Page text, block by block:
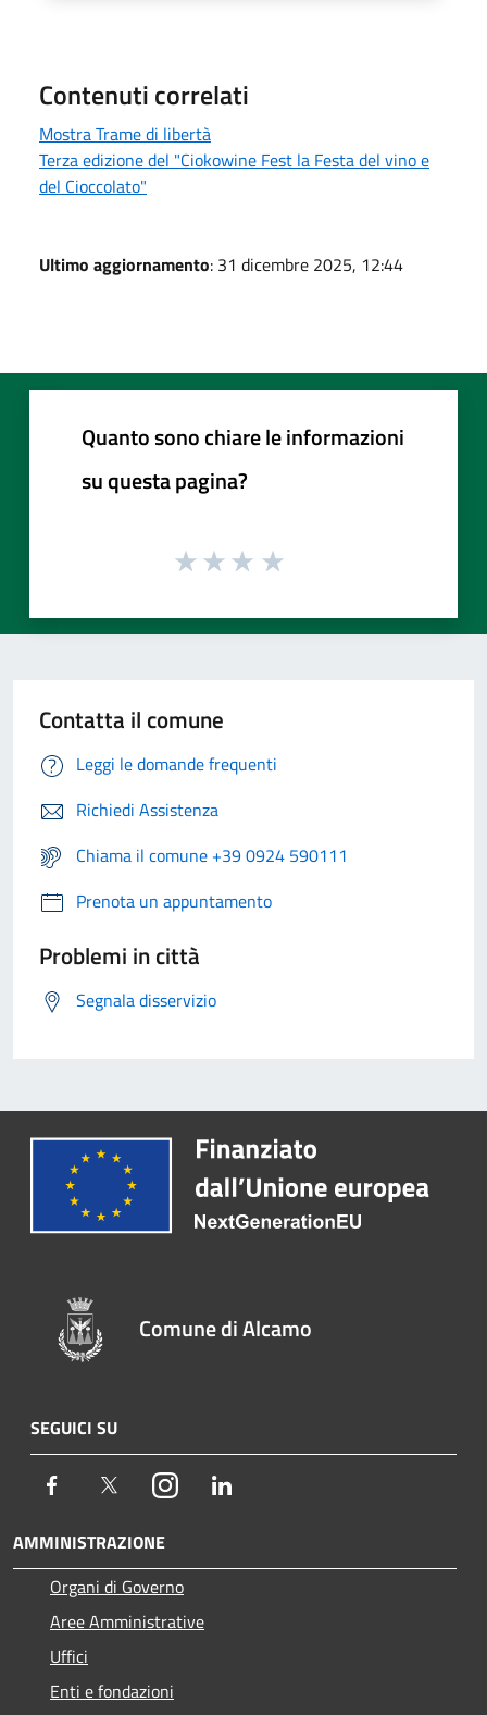
Contenuti correlati
Mostra Trame di libertà
Terza edizione del "Ciokowine Fest la Festa del vino e
del Cioccolato"
Ultimo aggiornamento: 31 dicembre 2025, 12:44
Quanto sono chiare le informazioni
su questa pagina?
Contatta il comune
Leggi le domande frequenti
Richiedi Assistenza
Chiama il comune +39 0924 590111
Prenota un appuntamento
Problemi in città
Segnala disservizio
Comune di Alcamo
SEGUICI SU
Facebook TwitterInstagram
AMMINISTRAZIONE
Organi di Governo
Aree Amministrative
Uffici
Enti e fondazioni